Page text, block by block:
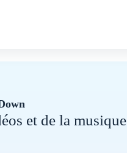
et de la musique